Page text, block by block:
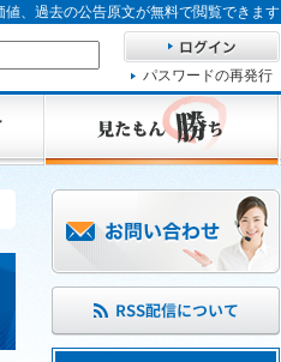
、過去の公告原文が無料で閲覧できます
パスワードの再発行